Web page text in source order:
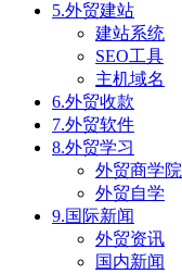
5.外贸建站
建站系统
SEO工具
主机域名
6.外贸收款
7.外贸软件
8.外贸学习
外贸商学院
外贸自学
9.国际新闻
外贸资讯
国内新闻